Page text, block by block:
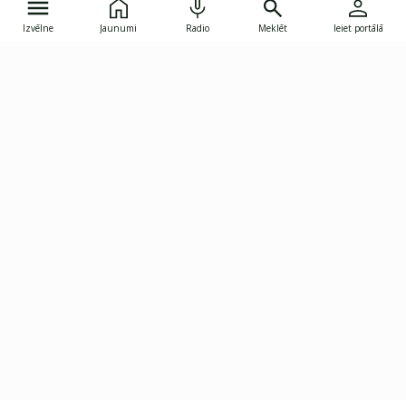
Izvēlne Jaunumi Radio Meklēt Ieiet portālā